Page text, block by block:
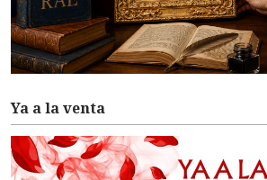
Ya a la venta